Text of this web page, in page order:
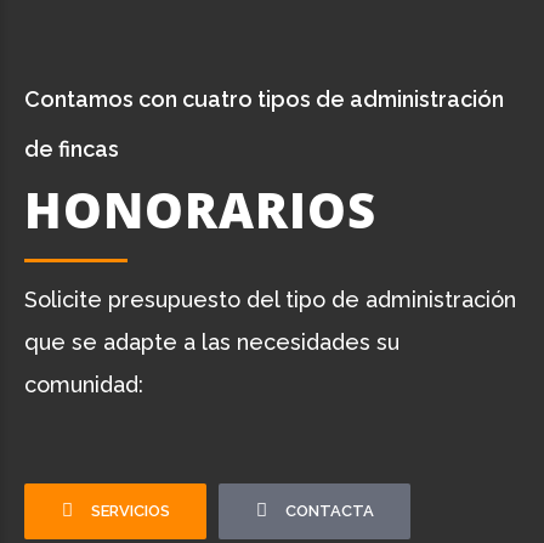
Contamos con cuatro tipos de administración
de fincas
HONORARIOS
Solicite presupuesto del tipo de administración
que se adapte a las necesidades su
comunidad:
SERVICIOS CONTACTA